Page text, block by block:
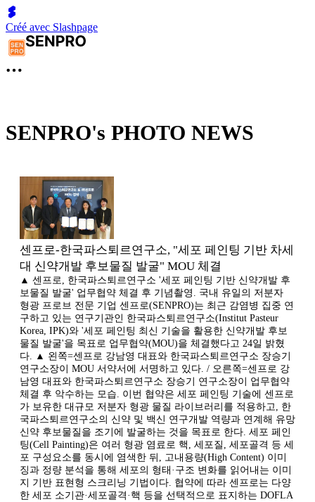
Créé avec Slashpage
SENPRO's PHOTO NEWS
센프로-한국파스퇴르연구소, "세포 페인팅 기반 차세
대 신약개발 후보물질 발굴" MOU 체결
▲ 센프로, 한국파스퇴르연구소 '세포 페인팅 기반 신약개발 후
보물질 발굴' 업무협약 체결 후 기념촬영. 국내 유일의 저분자
형광 프로브 전문 기업 센프로(SENPRO)는 최근 감염병 집중 연
구하고 있는 연구기관인 한국파스퇴르연구소(Institut Pasteur
Korea, IPK)와 '세포 페인팅 최신 기술을 활용한 신약개발 후보
물질 발굴'을 목표로 업무협약(MOU)을 체결했다고 24일 밝혔
다. ▲ 왼쪽=센프로 강남영 대표와 한국파스퇴르연구소 장승기
연구소장이 MOU 서약서에 서명하고 있다. / 오른쪽=센프로 강
남영 대표와 한국파스퇴르연구소 장승기 연구소장이 업무협약
체결 후 악수하는 모습. 이번 협약은 세포 페인팅 기술에 센프로
가 보유한 대규모 저분자 형광 물질 라이브러리를 적용하고, 한
국파스퇴르연구소의 신약 및 백신 연구개발 역량과 연계해 유망
신약 후보물질을 조기에 발굴하는 것을 목표로 한다. 세포 페인
팅(Cell Painting)은 여러 형광 염료로 핵, 세포질, 세포골격 등 세
포 구성요소를 동시에 염색한 뒤, 고내용량(High Content) 이미
징과 정량 분석을 통해 세포의 형태·구조 변화를 읽어내는 이미
지 기반 표현형 스크리닝 기법이다. 협약에 따라 센프로는 다양
한 세포 소기관·세포골격·핵 등을 선택적으로 표지하는 DOFLA